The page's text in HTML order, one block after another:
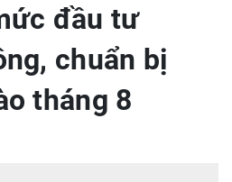
đầu tư
chuẩn bị
tháng 8